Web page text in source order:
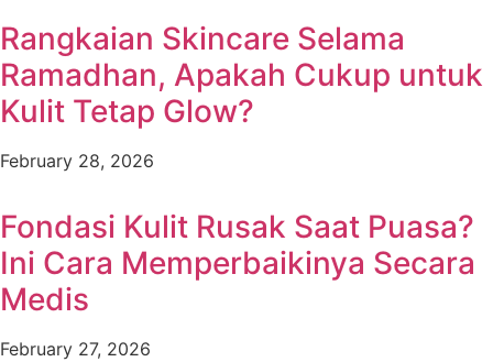
Rangkaian Skincare Selama
Ramadhan, Apakah Cukup untuk
Kulit Tetap Glow?
February 28, 2026
Fondasi Kulit Rusak Saat Puasa?
Ini Cara Memperbaikinya Secara
Medis
February 27, 2026